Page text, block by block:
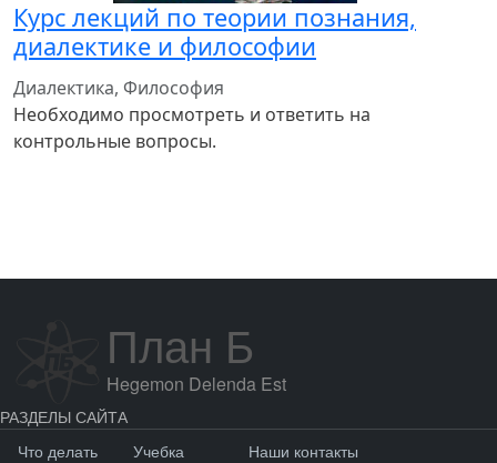
Курс лекций по теории познания,
диалектике и философии
Диалектика, Философия
Необходимо просмотреть и ответить на
контрольные вопросы.
План Б
Hegemon Delenda Est
РАЗДЕЛЫ САЙТА
Что делать
Учебка
Наши контакты